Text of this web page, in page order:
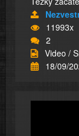
11993x
2
Video /
18/09/